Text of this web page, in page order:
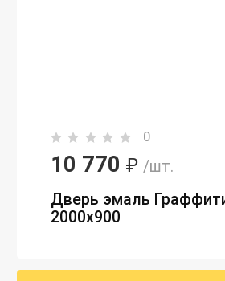
0
10 770 ₽ /шт.
Дверь эмаль
2000х900